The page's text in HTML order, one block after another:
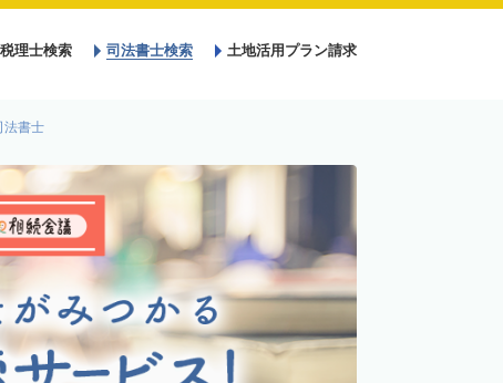
税理士検索 司法書士検索 土地活用プラン請求
書士